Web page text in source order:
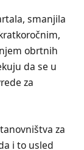
smanjila
obrtnih
da se u
za
za
i to usled